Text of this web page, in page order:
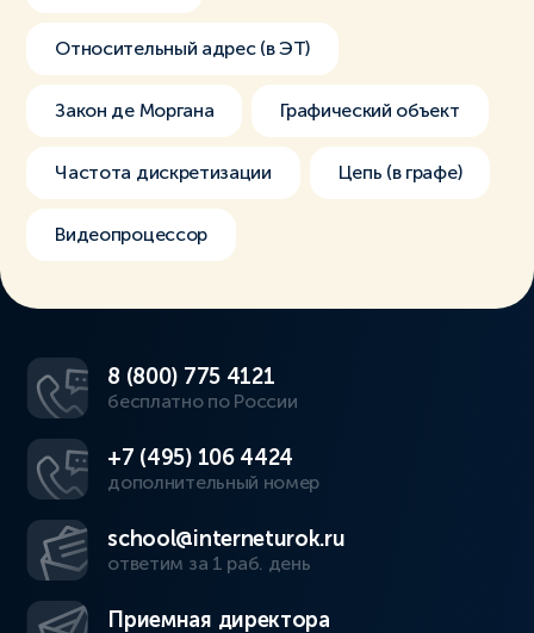
Относительный адрес (в ЭТ)
Закон де Моргана Графический объект
Частота дискретизации Цепь (в графе)
Видеопроцессор
8 (800) 775 4121
бесплатно по России
+7 (495) 106 4424
дополнительный номер
school@interneturok.ru
ответим за 1 раб. день
Приемная директора